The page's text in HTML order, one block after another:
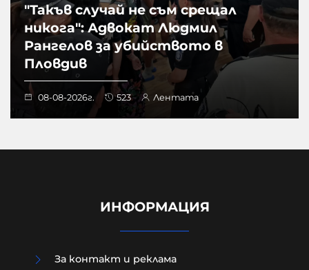
"Такъв случай не съм срещал
никога": Адвокат Людмил
Рангелов за убийството в
Пловдив
08-08-2026г. 523 Лентата
ИНФОРМАЦИЯ
За контакт и реклама